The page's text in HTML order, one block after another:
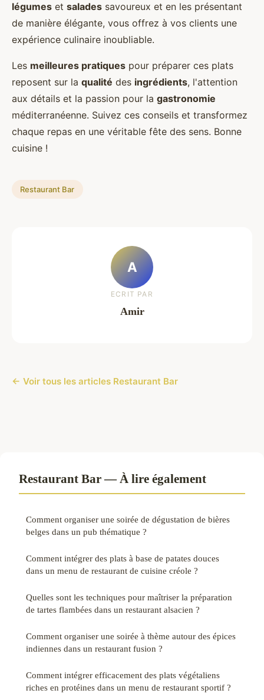
légumes et salades savoureux et en les présentant
de manière élégante, vous offrez à vos clients une
expérience culinaire inoubliable.
Les meilleures pratiques pour préparer ces plats
reposent sur la qualité des ingrédients, l'attention
aux détails et la passion pour la gastronomie
méditerranéenne. Suivez ces conseils et transformez
chaque repas en une véritable fête des sens. Bonne
cuisine !
Restaurant Bar
A
ECRIT PAR
Amir
← Voir tous les articles Restaurant Bar
Restaurant Bar — À lire également
Comment organiser une soirée de dégustation de bières
belges dans un pub thématique ?
Comment intégrer des plats à base de patates douces
dans un menu de restaurant de cuisine créole ?
Quelles sont les techniques pour maîtriser la préparation
de tartes flambées dans un restaurant alsacien ?
Comment organiser une soirée à thème autour des épices
indiennes dans un restaurant fusion ?
Comment intégrer efficacement des plats végétaliens
riches en protéines dans un menu de restaurant sportif ?